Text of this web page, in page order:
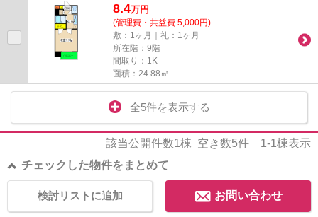
8.4万円
(管理費・共益費 5,000円)
敷：1ヶ月｜礼：1ヶ月
所在階：9階
間取り：1K
面積：24.88㎡
全5件を表示する
該当公開件数1棟 空き数5件 1-1棟表示
チェックした物件をまとめて
お問い合わせ
検討リストに追加